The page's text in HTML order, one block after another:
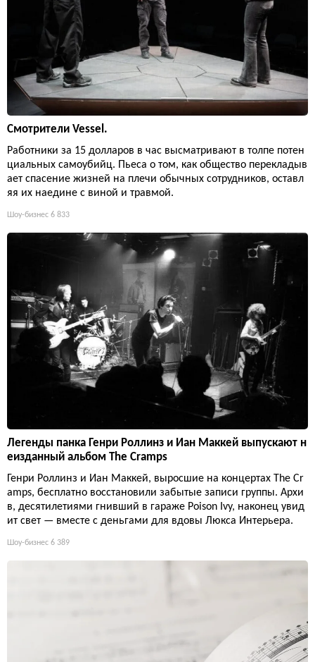
Смотрители Vessel.
Работники за 15 долларов в час высматривают в толпе потен
циальных самоубийц. Пьеса о том, как общество перекладыв
ает спасение жизней на плечи обычных сотрудников, оставл
яя их наедине с виной и травмой.
Шоу-бизнес 6 833
Легенды панка Генри Роллинз и Иан Маккей выпускают н
еизданный альбом The Cramps
Генри Роллинз и Иан Маккей, выросшие на концертах The Cr
amps, бесплатно восстановили забытые записи группы. Архи
в, десятилетиями гнивший в гараже Poison Ivy, наконец увид
ит свет — вместе с деньгами для вдовы Люкса Интерьера.
Шоу-бизнес 6 389